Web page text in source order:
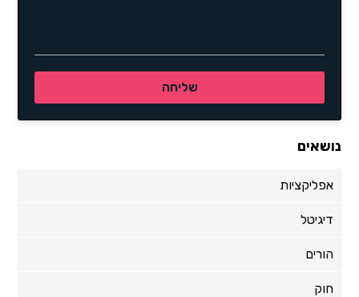
נושאים
אפליקציות
דיגיטל
הורים
חוק